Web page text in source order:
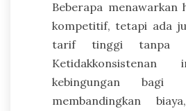
Beberapa menawarkan
kompetitif, tetapi ada
tarif tinggi tanpa
Ketidakkonsistenan
kebingungan bagi
membandingkan